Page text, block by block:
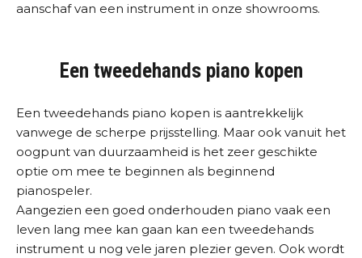
aanschaf van een instrument in onze showrooms.
Een tweedehands piano kopen
Een tweedehands piano kopen is aantrekkelijk
vanwege de scherpe prijsstelling. Maar ook vanuit het
oogpunt van duurzaamheid is het zeer geschikte
optie om mee te beginnen als beginnend
pianospeler.
Aangezien een goed onderhouden piano vaak een
leven lang mee kan gaan kan een tweedehands
instrument u nog vele jaren plezier geven. Ook wordt